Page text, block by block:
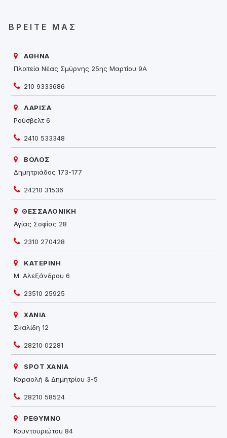
ΒΡΕΊΤΕ ΜΑΣ
ΑΘΗΝΑ
Πλατεία Νέας Σμύρνης 25ης Μαρτίου 9Α
210 9333686
ΛΑΡΙΣΑ
Ρούσβελτ 6
2410 533348
ΒΟΛΟΣ
Δημητριάδος 173-177
24210 31536
ΘΕΣΣΑΛΟΝΙΚΗ
Αγίας Σοφίας 28
2310 270428
ΚΑΤΕΡΙΝΗ
Μ. Αλεξάνδρου 6
23510 25925
ΧΑΝΙΑ
Σκαλίδη 12
28210 02281
SPOT ΧΑΝΙΑ
Καραολή & Δημητρίου 3-5
28210 58524
ΡΕΘΥΜΝΟ
Κουντουριώτου 84